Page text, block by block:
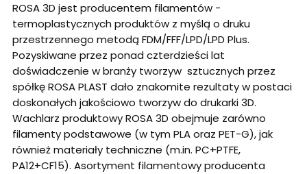
ROSA 3D jest producentem filamentów -
termoplastycznych produktów z myślą o druku
przestrzennego metodą FDM/FFF/LPD/LPD Plus.
Pozyskiwane przez ponad czterdzieści lat
doświadczenie w branży tworzyw sztucznych przez
spółkę ROSA PLAST dało znakomite rezultaty w postaci
doskonałych jakościowo tworzyw do drukarki 3D.
Wachlarz produktowy ROSA 3D obejmuje zarówno
filamenty podstawowe (w tym PLA oraz PET-G), jak
również materiały techniczne (m.in. PC+PTFE,
PA12+CF15). Asortyment filamentowy producenta